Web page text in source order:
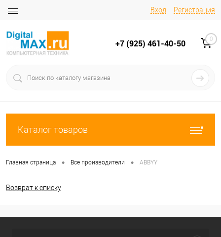
Вход Регистрация
+7 (925) 461-40-50 0
Каталог товаров
Главная страница • Все производители • ABBYY
Возврат к списку